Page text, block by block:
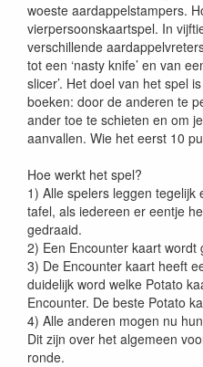
woeste aardappelstampers.
vierpersoonskaartspel. In
verschillende
tot een ‘nasty knife’ en van
slicer’. Het doel van het spel
boeken: door de anderen te
ander toe te schieten en om
aanvallen. Wie het eerst 10
Hoe werkt het spel?
1) Alle spelers leggen
tafel, als iedereen er eentje
gedraaid.
2) Een Encounter kaart wordt
3) De Encounter kaart heeft
duidelijk word welke Potato
Encounter. De beste Potato
4) Alle anderen mogen nu
Dit zijn over het algemeen
ronde.